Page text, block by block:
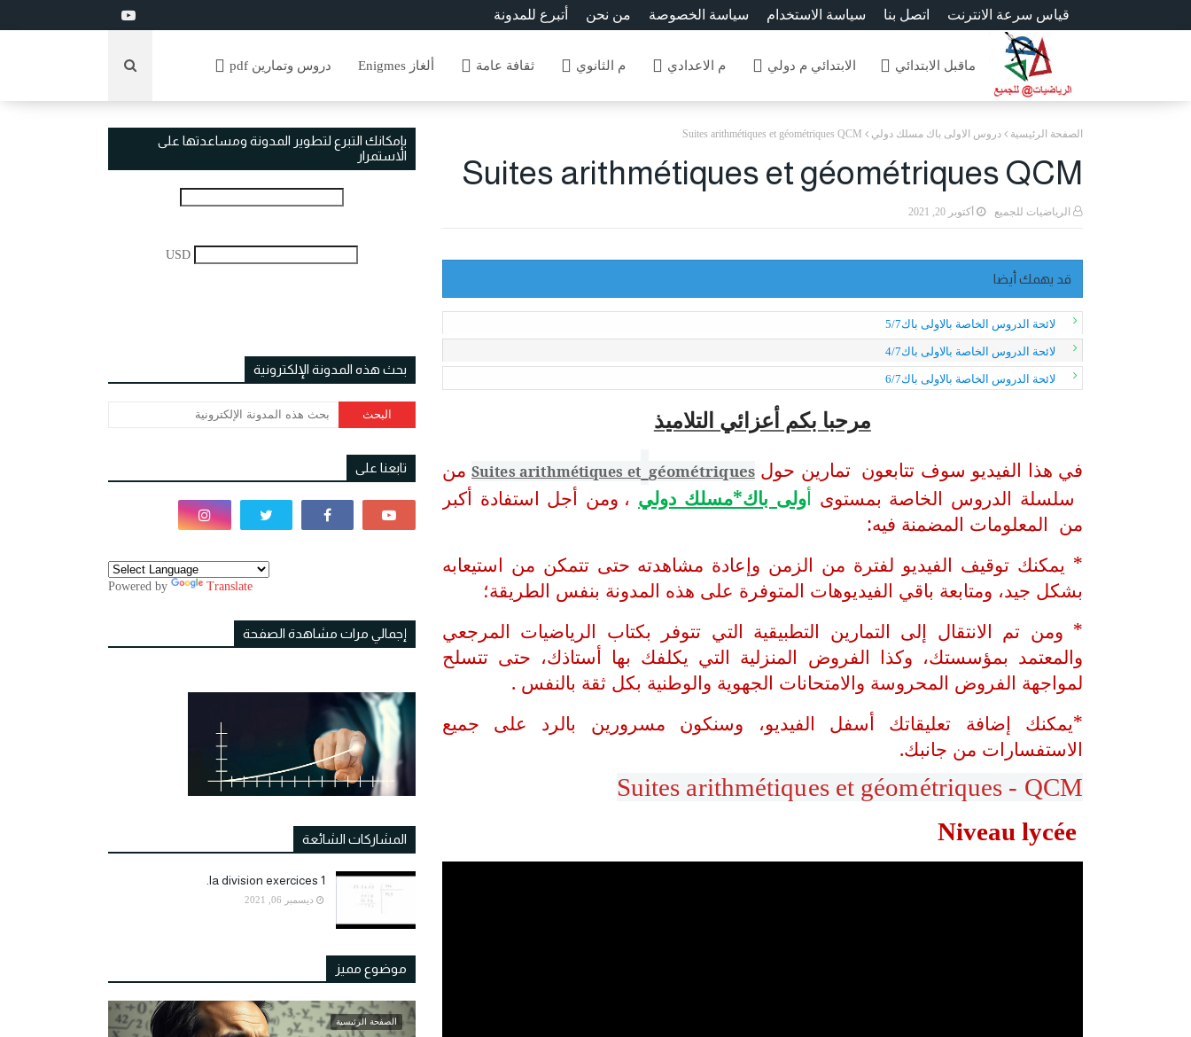
أتبرع للمدونة من نحن سياسة الخصوصة سياسة الاستخدام اتصل بنا قياس سرعة الانترنت
ماقبل الابتدائي الابتدائي م دولي م الاعدادي م الثانوي ثقافة عامة ألغاز Enigmes دروس وتمارين pdf
الصفحة الرئيسية دروس الاولى باك مسلك دولي Suites arithmétiques et géométriques QCM
Suites arithmétiques et géométriques QCM
الرياضيات للجميع أكتوبر 20, 2021
قد يهمك أيضا
لائحة الدروس الخاصة بالاولى باك5/7
لائحة الدروس الخاصة بالاولى باك4/7
لائحة الدروس الخاصة بالاولى باك6/7
مرحبا بكم أعزائي التلاميذ
في هذا الفيديو سوف تتابعون تمارين حول Suites arithmétiques et géométriques
من
سلسلة الدروس الخاصة بمستوى أولى باك*مسلك دولي ، ومن أجل استفادة أكبر
من المعلومات المضمنة فيه:
* يمكنك توقيف الفيديو لفترة من الزمن وإعادة مشاهدته حتى تتمكن من استيعابه
بشكل جيد، ومتابعة باقي الفيديوهات المتوفرة على هذه المدونة بنفس الطريقة؛
* ومن تم الانتقال إلى التمارين التطبيقية التي تتوفر بكتاب الرياضيات المرجعي
والمعتمد بمؤسستك، وكذا الفروض المنزلية التي يكلفك بها أستاذك، حتى تتسلح
لمواجهة الفروض المحروسة والامتحانات الجهوية والوطنية بكل ثقة بالنفس .
*يمكنك إضافة تعليقاتك أسفل الفيديو، وسنكون مسرورين بالرد على جميع
الاستفسارات من جانبك.
Suites arithmétiques et géométriques - QCM
Niveau lycée
بإمكانك التبرع لتطوير المدونة ومساعدتها على
الاستمرار
USD
بحث هذه المدونة الإلكترونية
تابعنا على
Powered by Translate
إجمالي مرات مشاهدة الصفحة
المشاركات الشائعة
la division exercices 1.
ديسمبر 06, 2021
موضوع مميز
الصفحة الرئيسية